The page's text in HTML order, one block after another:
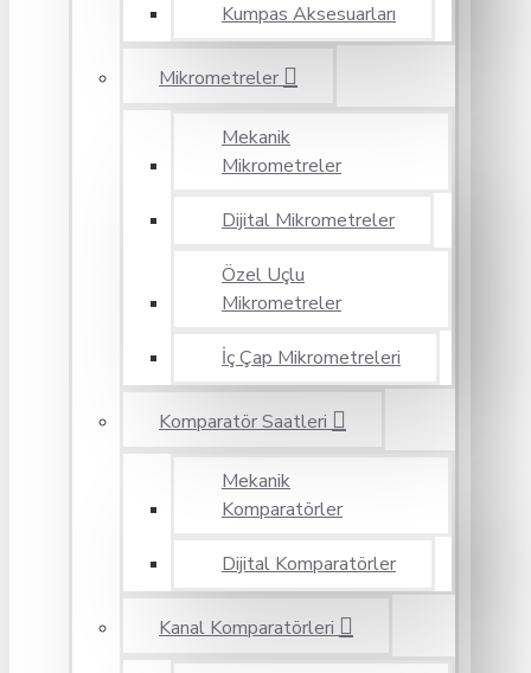
Kumpas Aksesuarları
Mikrometreler
Mekanik
Mikrometreler
Dijital Mikrometreler
Özel Uçlu
Mikrometreler
İç Çap Mikrometreleri
Komparatör Saatleri
Mekanik
Komparatörler
Dijital Komparatörler
Kanal Komparatörleri